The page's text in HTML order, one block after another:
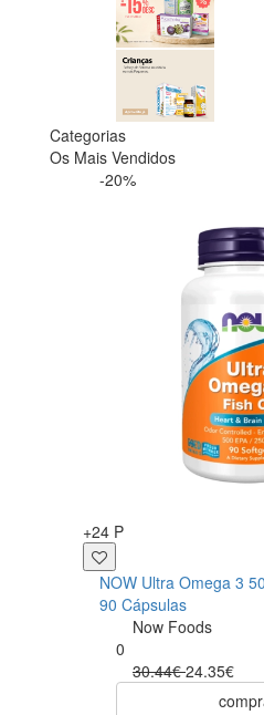
Categorias
Os Mais Vendidos
-20%
+24 P
NOW Ultra Omega 3
90 Cápsulas
Now Foods
0
30.44€24.35€